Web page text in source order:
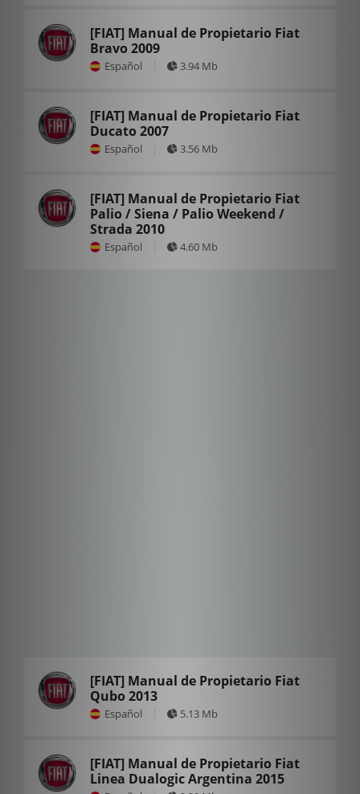
[FIAT] Manual de Propietario Fiat
Bravo 2009
Español 3.94 Mb
[FIAT] Manual de Propietario Fiat
Ducato 2007
Español 3.56 Mb
[FIAT] Manual de Propietario Fiat
Palio / Siena / Palio Weekend /
Strada 2010
Español 4.60 Mb
[FIAT] Manual de Propietario Fiat
Qubo 2013
Español 5.13 Mb
[FIAT] Manual de Propietario Fiat
Linea Dualogic Argentina 2015